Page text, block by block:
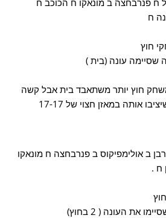
ח פנרבחצה ב מונאקו ח הכוכב ח
ח
שסיימה עונה (בית )
חוץ יותר משתאבד בית אבל קשה
ב אולימפיקוס ב פנרבחצה ח מונאקו
ח .